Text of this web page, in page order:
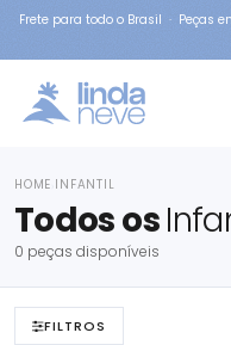
Frete para todo o Brasil · Peças
HOME INFANTIL
Todos os
0 peças disponíveis
FILTROS